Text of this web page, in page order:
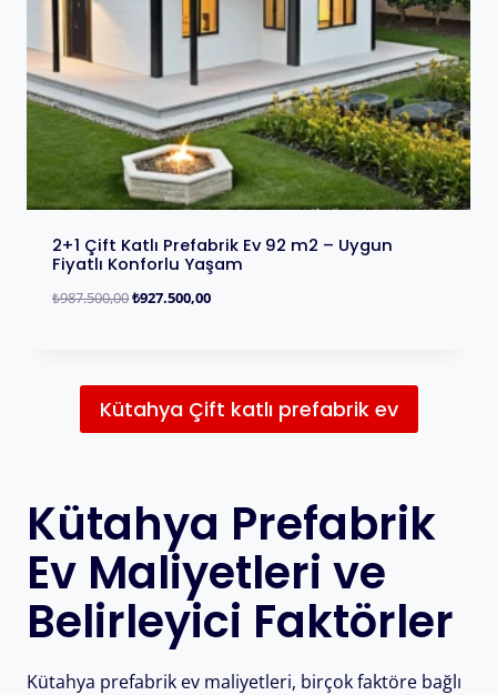
2+1 Çift Katlı Prefabrik Ev 92 m2 – Uygun
Fiyatlı Konforlu Yaşam
₺987.500,00₺927.500,00
Kütahya Çift katlı prefabrik ev
Kütahya Prefabrik
Ev Maliyetleri ve
Belirleyici Faktörler
Kütahya prefabrik ev maliyetleri, birçok faktöre bağlı